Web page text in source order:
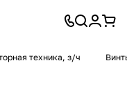
техника, з/ч